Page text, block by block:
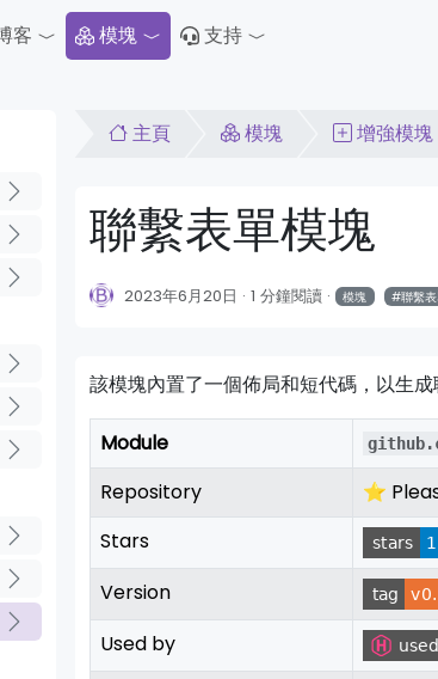
客 Toggle Dropdown
模塊 Toggle Dropdown
支持 Toggle Dropdown
主頁 模塊 增強模塊
聯繫表單模塊
2023年6月20日 1 分鐘閱讀 模塊 聯繫
該模塊內置了一個佈局和短代碼，以生
Module
Repository ⭐
Stars
Version
Used by